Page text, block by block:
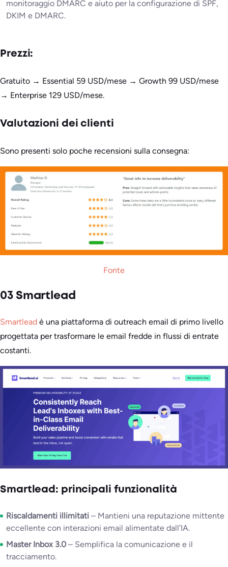
monitoraggio DMARC e aiuto per la configurazione di SPF,
DKIM e DMARC.
Prezzi:
Gratuito → Essential 59 USD/mese → Growth 99 USD/mese
→ Enterprise 129 USD/mese.
Valutazioni dei clienti
Sono presenti solo poche recensioni sulla consegna:
Fonte
03 Smartlead
Smartlead è una piattaforma di outreach email di primo livello
progettata per trasformare le email fredde in flussi di entrate
costanti.
Smartlead: principali funzionalità
Riscaldamenti illimitati – Mantieni una reputazione mittente
eccellente con interazioni email alimentate dall’IA.
Master Inbox 3.0 – Semplifica la comunicazione e il
tracciamento.